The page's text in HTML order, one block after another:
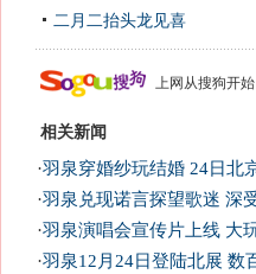
二月二抬头龙见喜
上网从搜狗开始
相关新闻
·羽泉穿婚纱玩结婚 24日北
·羽泉兑现诺言探望歌迷 深
·羽泉演唱会宣传片上线 大
·羽泉12月24日登陆北展 数